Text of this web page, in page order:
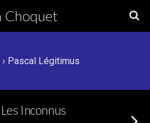
Choquet
Pascal Légitimus
Inconnus